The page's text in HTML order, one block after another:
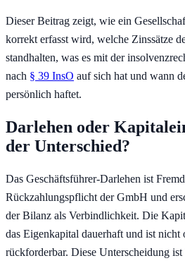
Dieser Beitrag zeigt, wie ein
korrekt erfasst wird, welche Zinssätze
standhalten, was es mit der
nach § 39 InsO auf sich hat und wann
persönlich haftet.
Darlehen oder
der Unterschied?
Das Geschäftsführer-Darlehen ist
Rückzahlungspflicht der GmbH und
der Bilanz als Verbindlichkeit. Die
das Eigenkapital dauerhaft und ist nicht
rückforderbar. Diese Unterscheidung